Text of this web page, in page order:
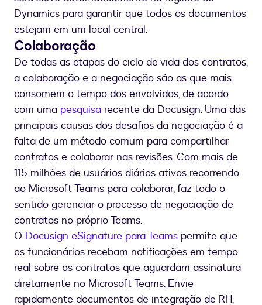
Dynamics para garantir que todos os documentos
estejam em um local central.
Colaboração
De todas as etapas do ciclo de vida dos contratos,
a colaboração e a negociação são as que mais
consomem o tempo dos envolvidos, de acordo
com uma pesquisa recente da Docusign. Uma das
principais causas dos desafios da negociação é a
falta de um método comum para compartilhar
contratos e colaborar nas revisões. Com mais de
115 milhões de usuários diários ativos recorrendo
ao Microsoft Teams para colaborar, faz todo o
sentido gerenciar o processo de negociação de
contratos no próprio Teams.
O Docusign eSignature para Teams permite que
os funcionários recebam notificações em tempo
real sobre os contratos que aguardam assinatura
diretamente no Microsoft Teams. Envie
rapidamente documentos de integração de RH,